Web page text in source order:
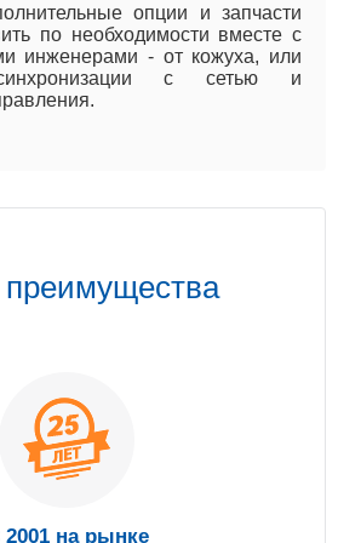
опции и запчасти
по необходимости вместе с
инженерами - от кожуха, или
с сетью и
на рынке